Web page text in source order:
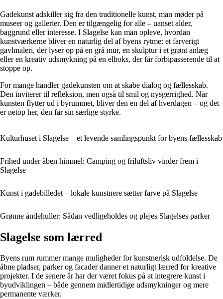
Gadekunst adskiller sig fra den traditionelle kunst, man møder på
museer og gallerier. Den er tilgængelig for alle – uanset alder,
baggrund eller interesse. I Slagelse kan man opleve, hvordan
kunstværkerne bliver en naturlig del af byens rytme: et farverigt
gavlmaleri, der lyser op på en grå mur, en skulptur i et grønt anlæg
eller en kreativ udsmykning på en elboks, der får forbipasserende til at
stoppe op.
For mange handler gadekunsten om at skabe dialog og fællesskab.
Den inviterer til refleksion, men også til smil og nysgerrighed. Når
kunsten flytter ud i byrummet, bliver den en del af hverdagen – og det
er netop her, den får sin særlige styrke.
Kulturhuset i Slagelse – et levende samlingspunkt for byens fællesskab
Frihed under åben himmel: Camping og friluftsliv vinder frem i
Slagelse
Kunst i gadebilledet – lokale kunstnere sætter farve på Slagelse
Grønne åndehuller: Sådan vedligeholdes og plejes Slagelses parker
Slagelse som lærred
Byens rum rummer mange muligheder for kunstnerisk udfoldelse. De
åbne pladser, parker og facader danner et naturligt lærred for kreative
projekter. I de senere år har der været fokus på at integrere kunst i
byudviklingen – både gennem midlertidige udsmykninger og mere
permanente værker.